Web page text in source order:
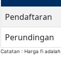
Pendaftaran
Perundingan
Catatan : Harga fi